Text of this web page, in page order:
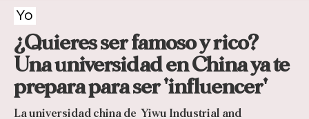
Yo
¿Quieres ser famoso y rico?
Una universidad en China ya te
prepara para ser 'influencer'
La universidad china de Yiwu Industrial and